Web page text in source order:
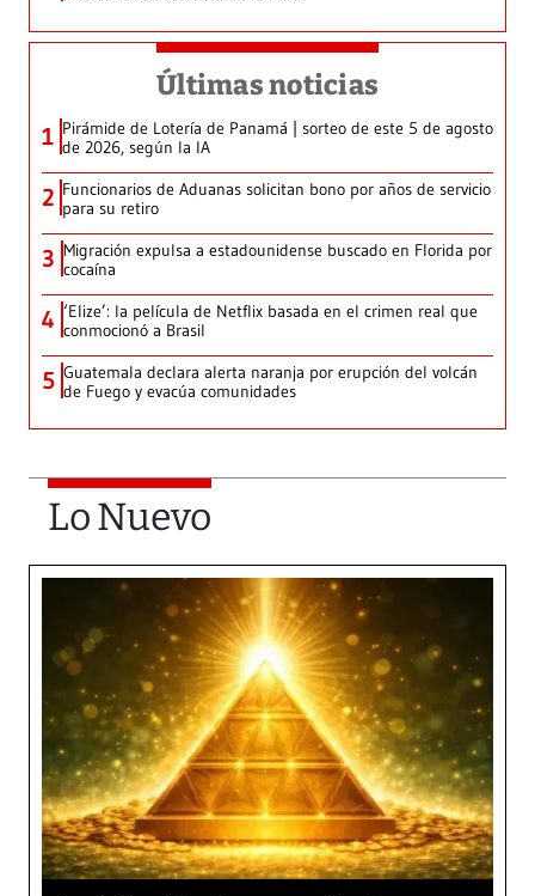
Últimas noticias
1 Pirámide de Lotería de Panamá | sorteo de este 5 de agosto
de 2026, según la IA
2 Funcionarios de Aduanas solicitan bono por años de servicio
para su retiro
3 Migración expulsa a estadounidense buscado en Florida por
cocaína
4 ‘Elize’: la película de Netflix basada en el crimen real que
conmocionó a Brasil
5 Guatemala declara alerta naranja por erupción del volcán
de Fuego y evacúa comunidades
Lo Nuevo